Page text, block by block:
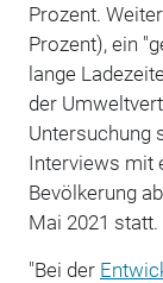
Prozent.
Prozent), ein
lange
der
Untersuchung
Interviews mit
Bevölkerung
Mai 2021 statt.
"Bei der